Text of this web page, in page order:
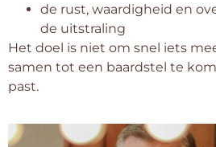
de rust, waardigheid en
de uitstraling
Het doel is niet om snel iets
samen tot een baardstel te
past.